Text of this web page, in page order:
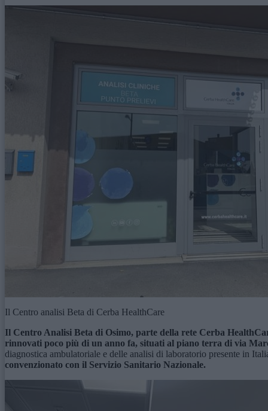
Il Centro analisi Beta di Cerba HealthCare
Il Centro Analisi Beta di Osimo, parte della rete Cerba
rinnovati poco più di un anno fa, situati al piano terra di via
diagnostica ambulatoriale e delle analisi di laboratorio presente in
convenzionato con il Servizio Sanitario Nazionale.